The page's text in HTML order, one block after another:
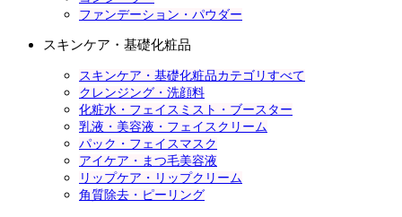
ファンデーション・パウダー
スキンケア・基礎化粧品
スキンケア・基礎化粧品カテゴリすべて
クレンジング・洗顔料
化粧水・フェイスミスト・ブースター
乳液・美容液・フェイスクリーム
パック・フェイスマスク
アイケア・まつ毛美容液
リップケア・リップクリーム
角質除去・ピーリング